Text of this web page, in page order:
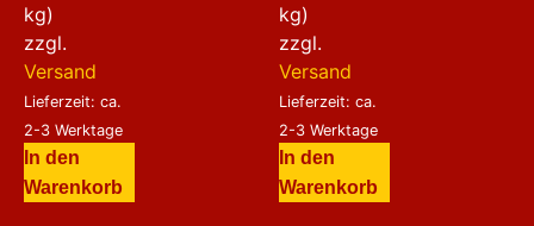
kg)
zzgl.
Versand
Lieferzeit: ca.
2-3 Werktage
In den
Warenkorb
kg)
zzgl.
Versand
Lieferzeit: ca.
2-3 Werktage
In den
Warenkorb